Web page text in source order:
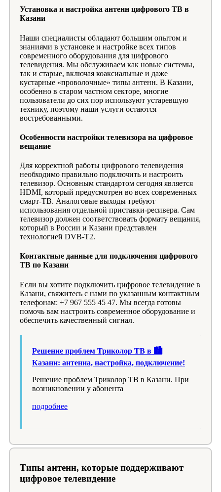
Установка и настройка антенн цифрового ТВ в
Казани
Наши специалисты обладают большим опытом и
знаниями в установке и настройке всех типов
современного оборудования для цифрового
телевидения. Мы обслуживаем как новые системы,
так и старые, включая коаксиальные и даже
кустарные «проволочные» типы антенн. В Казани,
особенно в старом частном секторе, многие
пользователи до сих пор используют устаревшую
технику, поэтому наши услуги остаются
востребованными.
Особенности настройки телевизора на цифровое
вещание
Для корректной работы цифрового телевидения
необходимо правильно подключить и настроить
телевизор. Основным стандартом сегодня является
HDMI, который предусмотрен во всех современных
смарт-ТВ. Аналоговые выходы требуют
использования отдельной приставки-ресивера. Сам
телевизор должен соответствовать формату вещания,
который в России и Казани представлен
технологией DVB-T2.
Контактные данные для подключения цифрового
ТВ по Казани
Если вы хотите подключить цифровое телевидение в
Казани, свяжитесь с нами по указанным контактным
телефонам: +7 967 555 45 47. Мы всегда готовы
помочь вам настроить современное оборудование и
обеспечить качественный сигнал.
Решение проблем Триколор ТВ в 🏙️
Казани: антенна, настройка, подключение!
Решение проблем Триколор ТВ в Казани. При
возникновении у абонента
подробнее
Типы антенн, которые поддерживают
цифровое телевидение